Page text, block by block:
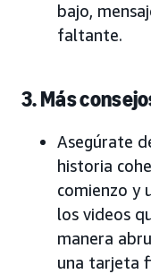
bajo,
faltante.
3. Más
Asegúrate
historia
comienzo y
los videos
manera
una tarjeta